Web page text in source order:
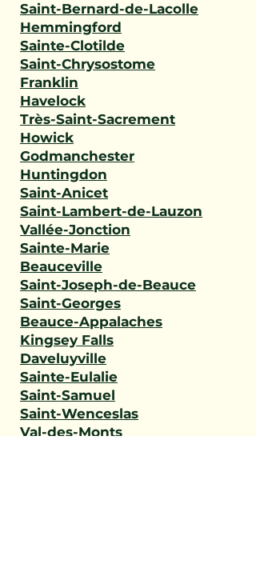
Saint-Bernard-de-Lacolle
Hemmingford
Sainte-Clotilde
Saint-Chrysostome
Franklin
Havelock
Très-Saint-Sacrement
Howick
Godmanchester
Huntingdon
Saint-Anicet
Saint-Lambert-de-Lauzon
Vallée-Jonction
Sainte-Marie
Beauceville
Saint-Joseph-de-Beauce
Saint-Georges
Beauce-Appalaches
Kingsey Falls
Daveluyville
Sainte-Eulalie
Saint-Samuel
Saint-Wenceslas
Val-des-Monts